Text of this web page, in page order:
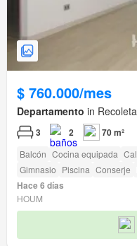
$ 760.000/mes
Departamento in
3 2 70 m²
Balcón Cocina equipada
Gimnasio Piscina Conserje
Hace 6 días
HOUM